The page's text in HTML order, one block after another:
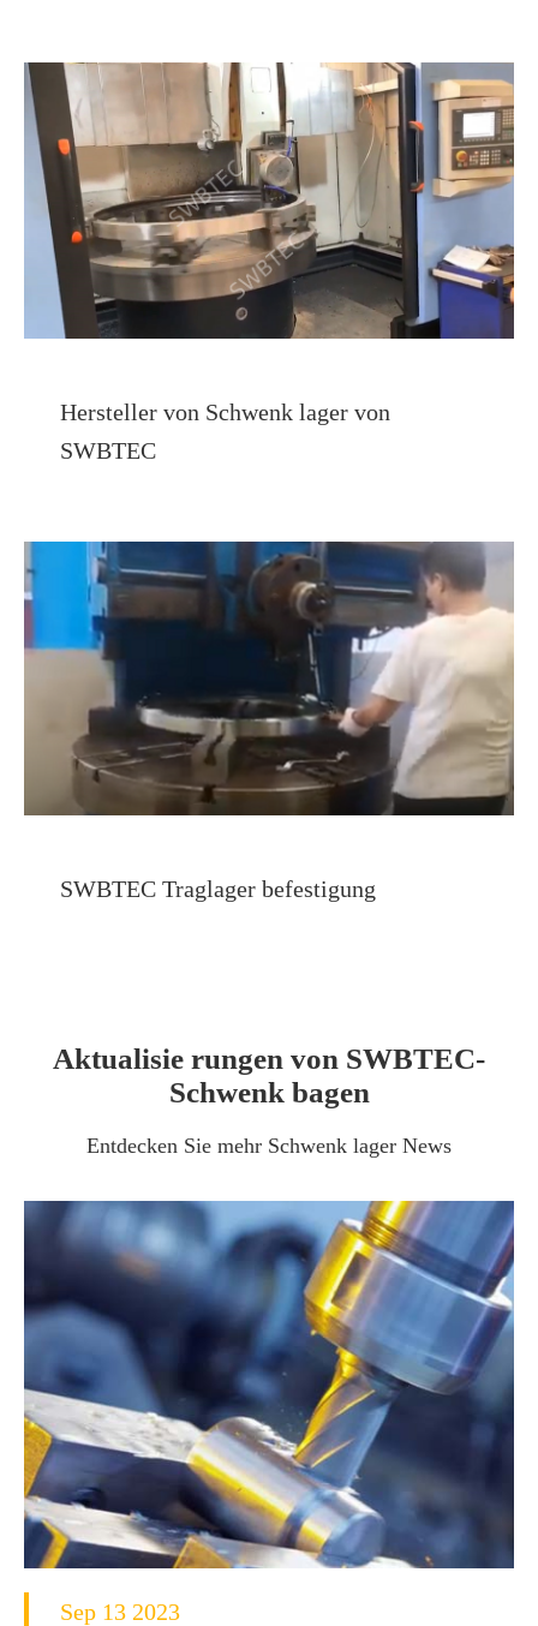
Hersteller von Schwenk lager von
SWBTEC
SWBTEC Traglager befestigung
Aktualisie rungen von SWBTEC-
Schwenk bagen
Entdecken Sie mehr Schwenk lager News
Sep 13 2023